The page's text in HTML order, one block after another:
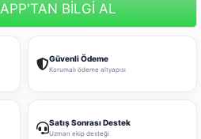
BİLGİ AL
Güvenli Ödeme
Korumalı ödeme altyapısı
Satış Sonrası Destek
Uzman ekip desteği